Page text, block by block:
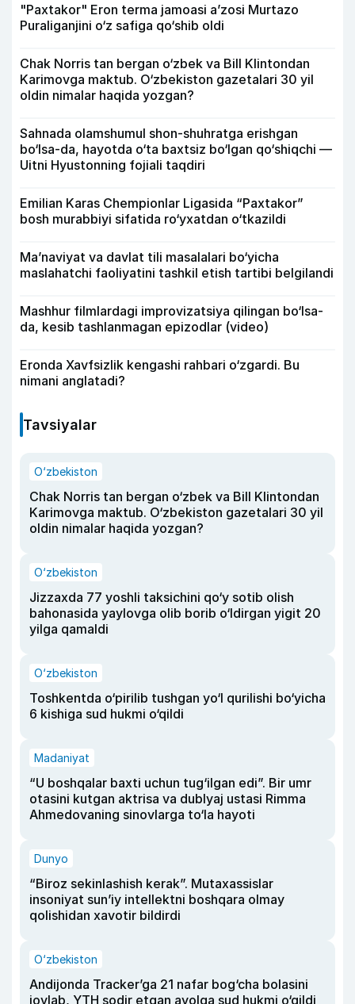
"Paxtakor" Eron terma jamoasi a’zosi Murtazo
Puraliganjini o‘z safiga qo‘shib oldi
Chak Norris tan bergan o‘zbek va Bill Klintondan
Karimovga maktub. O‘zbekiston gazetalari 30 yil
oldin nimalar haqida yozgan?
Sahnada olamshumul shon-shuhratga erishgan
bo‘lsa-da, hayotda o‘ta baxtsiz bo‘lgan qo‘shiqchi —
Uitni Hyustonning fojiali taqdiri
Emilian Karas Chempionlar Ligasida “Paxtakor”
bosh murabbiyi sifatida ro‘yxatdan o‘tkazildi
Ma’naviyat va davlat tili masalalari bo‘yicha
maslahatchi faoliyatini tashkil etish tartibi belgilandi
Mashhur filmlardagi improvizatsiya qilingan bo‘lsa-
da, kesib tashlanmagan epizodlar (video)
Eronda Xavfsizlik kengashi rahbari o‘zgardi. Bu
nimani anglatadi?
Tavsiyalar
O‘zbekiston
Chak Norris tan bergan o‘zbek va Bill Klintondan
Karimovga maktub. O‘zbekiston gazetalari 30 yil
oldin nimalar haqida yozgan?
O‘zbekiston
Jizzaxda 77 yoshli taksichini qo‘y sotib olish
bahonasida yaylovga olib borib o‘ldirgan yigit 20
yilga qamaldi
O‘zbekiston
Toshkentda o‘pirilib tushgan yo‘l qurilishi bo‘yicha
6 kishiga sud hukmi o‘qildi
Madaniyat
“U boshqalar baxti uchun tug‘ilgan edi”. Bir umr
otasini kutgan aktrisa va dublyaj ustasi Rimma
Ahmedovaning sinovlarga to‘la hayoti
Dunyo
“Biroz sekinlashish kerak”. Mutaxassislar
insoniyat sun’iy intellektni boshqara olmay
qolishidan xavotir bildirdi
O‘zbekiston
Andijonda Tracker’ga 21 nafar bog‘cha bolasini
joylab, YTH sodir etgan ayolga sud hukmi o‘qildi